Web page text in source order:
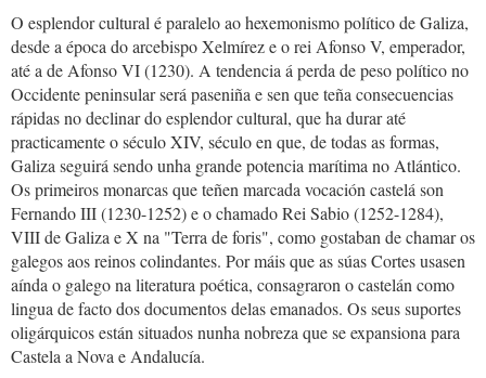
O esplendor cultural é paralelo ao hexemonismo político de Galiza,
desde a época do arcebispo Xelmírez e o rei Afonso V, emperador,
até a de Afonso VI (1230). A tendencia á perda de peso político no
Occidente peninsular será paseniña e sen que teña consecuencias
rápidas no declinar do esplendor cultural, que ha durar até
practicamente o século XIV, século en que, de todas as formas,
Galiza seguirá sendo unha grande potencia marítima no Atlántico.
Os primeiros monarcas que teñen marcada vocación castelá son
Fernando III (1230-1252) e o chamado Rei Sabio (1252-1284),
VIII de Galiza e X na "Terra de foris", como gostaban de chamar os
galegos aos reinos colindantes. Por máis que as súas Cortes usasen
aínda o galego na literatura poética, consagraron o castelán como
lingua de facto dos documentos delas emanados. Os seus suportes
oligárquicos están situados nunha nobreza que se expansiona para
Castela a Nova e Andalucía.